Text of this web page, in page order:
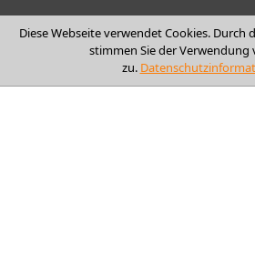
Diese Webseite verwendet Cookies. Durch
stimmen Sie der Verwendung
zu.